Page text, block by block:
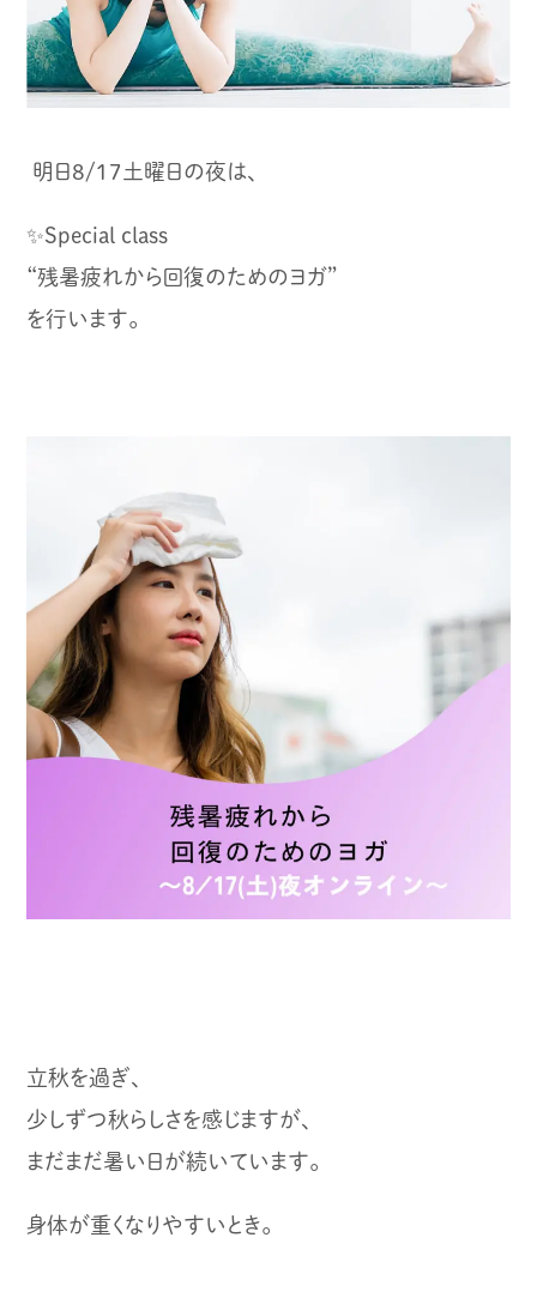
明日8/17土曜日の夜は、
✨Special class
“残暑疲れから回復のためのヨガ”
を行います。
立秋を過ぎ、
少しずつ秋らしさを感じますが、
まだまだ暑い日が続いています。
身体が重くなりやすいとき。